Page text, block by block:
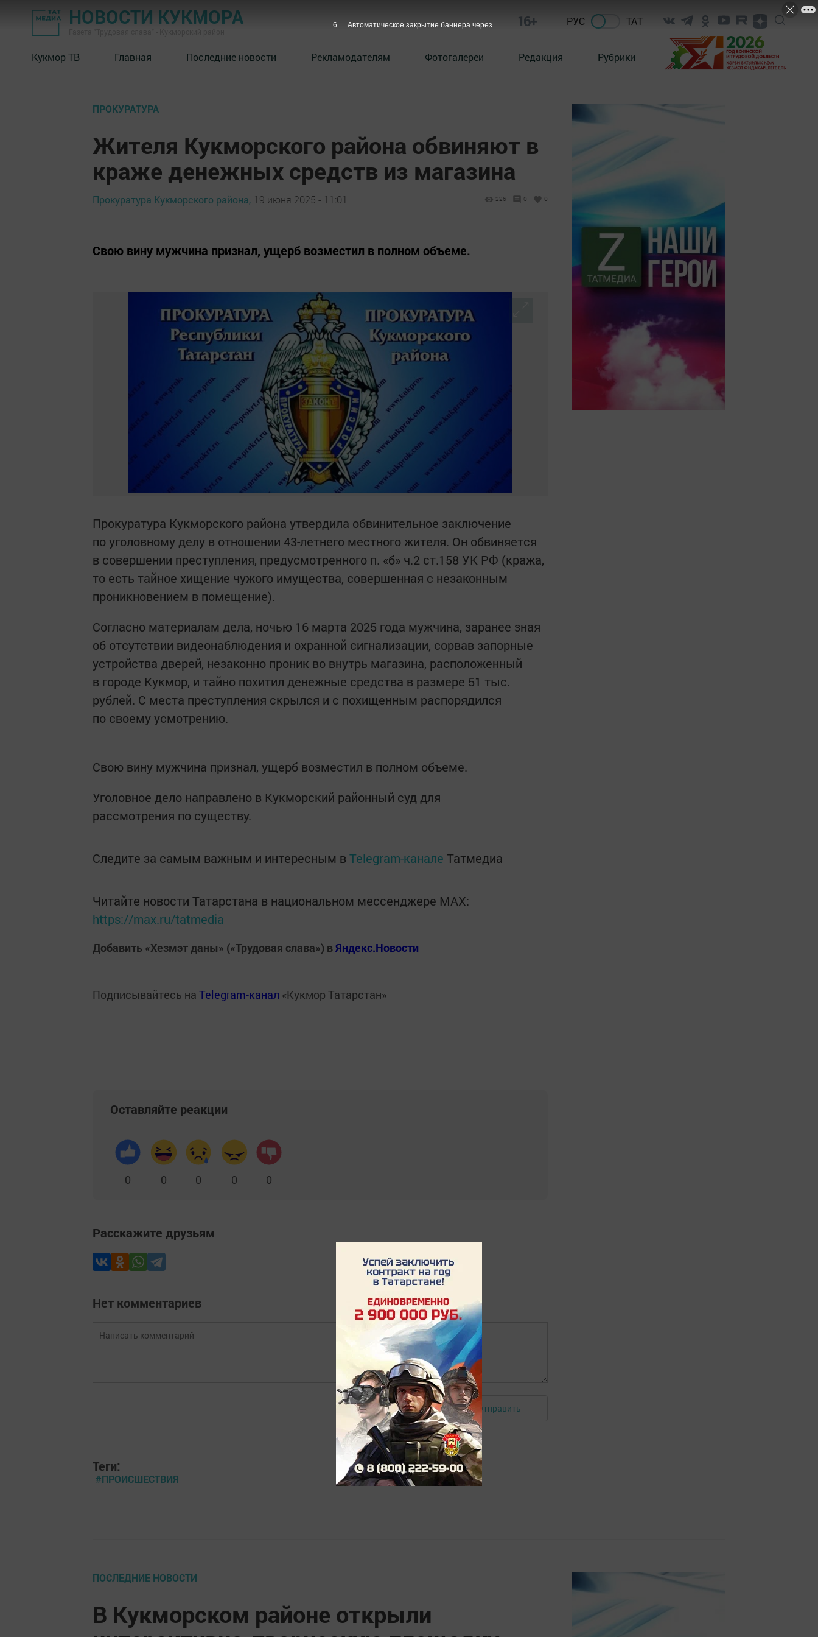
НОВОСТИ КУКМОРА 16+ РУС ТАТ
Кукмор ТВ Главная Последние новости Рекламодателям Фотогалереи Редакция Рубрики
ПРОКУРАТУРА
Жителя Кукморского района обвиняют в
краже денежных средств из магазина
Прокуратура Кукморского района, 19 июня 2025 - 11:01 226 0 0
Свою вину мужчина признал, ущерб возместил в полном объеме.
Прокуратура Кукморского района утвердила обвинительное заключение
по уголовному делу в отношении 43-летнего местного жителя. Он обвиняется
в совершении преступления, предусмотренного п. «б» ч.2 ст.158 УК РФ (кража,
то есть тайное хищение чужого имущества, совершенная с незаконным
проникновением в помещение).
Согласно материалам дела, ночью 16 марта 2025 года мужчина, заранее зная
об отсутствии видеонаблюдения и охранной сигнализации, сорвав запорные
устройства дверей, незаконно проник во внутрь магазина, расположенный
в городе Кукмор, и тайно похитил денежные средства в размере 51 тыс.
рублей. С места преступления скрылся и с похищенным распорядился
по своему усмотрению.
Свою вину мужчина признал, ущерб возместил в полном объеме.
Уголовное дело направлено в Кукморский районный суд для
рассмотрения по существу.
Следите за самым важным и интересным в Telegram-канале Татмедиа
Читайте новости Татарстана в национальном мессенджере MАХ:
https://max.ru/tatmedia
Добавить «Хезмэт даны» («Трудовая слава») вЯндекс.Новости
Подписывайтесь на Telegram-канал «Кукмор Татарстан»
Оставляйте реакции
0 0 0 0 0
Расскажите друзьям
Нет комментариев
Авторизоваться Отправить
Теги:
#ПРОИСШЕСТВИЯ
ПОСЛЕДНИЕ НОВОСТИ
В Кукморском районе открыли
4 Автоматическое закрытие баннера через